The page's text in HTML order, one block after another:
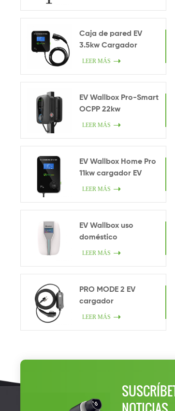
Caja de pared EV
3.5kw Cargador
inteligente en casa
LEER MÁS
EV Wallbox Pro-Smart
OCPP 22kw
LEER MÁS
EV Wallbox Home Pro
11kw cargador EV
LEER MÁS
EV Wallbox uso
doméstico
LEER MÁS
PRO MODE 2 EV
cargador
LEER MÁS